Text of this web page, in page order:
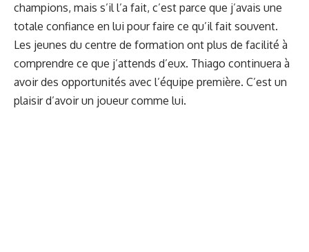
champions, mais s’il l’a fait, c’est parce que j’avais une
totale confiance en lui pour faire ce qu’il fait souvent.
Les jeunes du centre de formation ont plus de facilité à
comprendre ce que j’attends d’eux. Thiago continuera à
avoir des opportunités avec l’équipe première. C’est un
plaisir d’avoir un joueur comme lui.